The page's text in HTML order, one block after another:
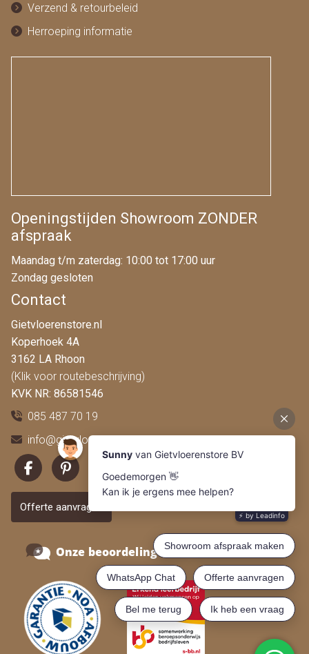
Verzend & retourbeleid
Herroeping informatie
Openingstijden Showroom ZONDER
afspraak
Maandag t/m zaterdag: 10:00 tot 17:00 uur
Zondag gesloten
Contact
Gietvloerenstore.nl
Koperhoek 4A
3162 LA Rhoon
(Klik voor routebeschrijving)
KVK NR: 86581546
085 487 70 19
info@gietvloerenstore.nl
Offerte aanvragen